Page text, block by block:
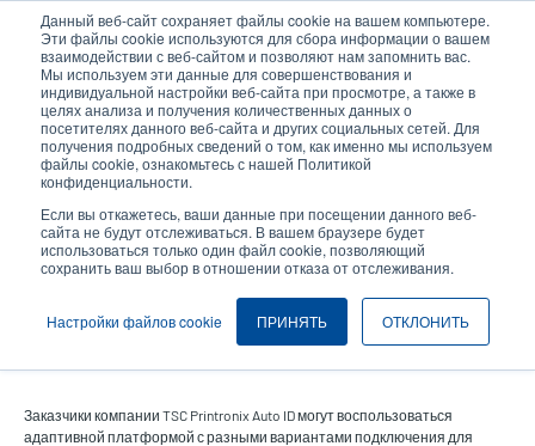
Данный веб-сайт сохраняет файлы cookie на вашем компьютере.
Эти файлы cookie используются для сбора информации о вашем
взаимодействии с веб-сайтом и позволяют нам запомнить вас.
Мы используем эти данные для совершенствования и
индивидуальной настройки веб-сайта при просмотре, а также в
целях анализа и получения количественных данных о
посетителях данного веб-сайта и других социальных сетей. Для
получения подробных сведений о том, как именно мы используем
файлы cookie, ознакомьтесь с нашей Политикой
конфиденциальности.
Если вы откажетесь, ваши данные при посещении данного веб-
сайта не будут отслеживаться. В вашем браузере будет
использоваться только один файл cookie, позволяющий
сохранить ваш выбор в отношении отказа от отслеживания.
Настройки файлов cookie ПРИНЯТЬ ОТКЛОНИТЬ
основному
содержанию
User
account
menu
User
Header
Селектор изделий
Связаться с отделом продаж
Крепление для вилочного
погрузчика, крепление для
Заказчики компании TSC Printronix Auto ID могут воспользоваться
адаптивной платформой с разными вариантами подключения для